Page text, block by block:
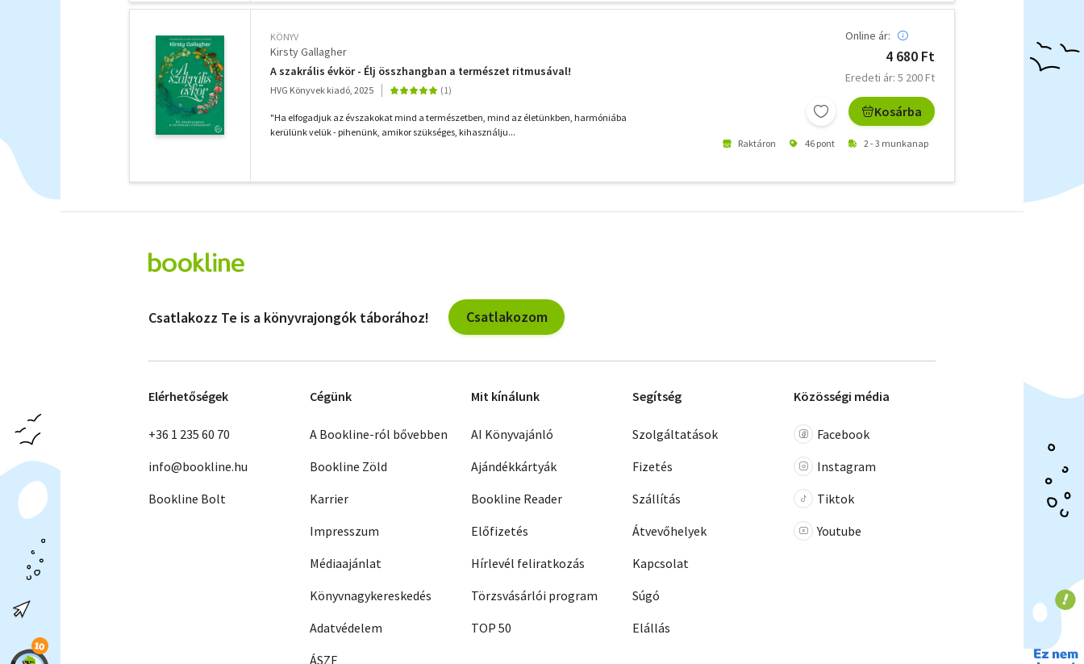
KÖNYV
Kirsty Gallagher
A szakrális évkör - Élj összhangban a természet ritmusával!
HVG Könyvek kiadó, 2025
"Ha elfogadjuk az évszakokat mind a természetben, mind az életünkben, harmóniába
kerülünk velük - pihenünk, amikor szükséges, kihasználju...
Online ár:
4 680 Ft
Eredeti ár: 5 200 Ft
Kosárba
Raktáron 46 pont 2 - 3 munkanap
szűrők
Csatlakozz Te is a könyvrajongók táborához! Csatlakozom
Elérhetőségek
+36 1 235 60 70
info@bookline.hu
Bookline Bolt
Cégünk
A Bookline-ról bővebben
Bookline Zöld
Karrier
Impresszum
Médiaajánlat
Könyvnagykereskedés
Adatvédelem
ÁSZF
Mit kínálunk
AI Könyvajánló
Ajándékkártyák
Bookline Reader
Előfizetés
Hírlevél feliratkozás
Törzsvásárlói program
TOP 50
Segítség
Szolgáltatások
Fizetés
Szállítás
Átvevőhelyek
Kapcsolat
Súgó
Elállás
Közösségi média
Facebook
Instagram
Tiktok
Youtube